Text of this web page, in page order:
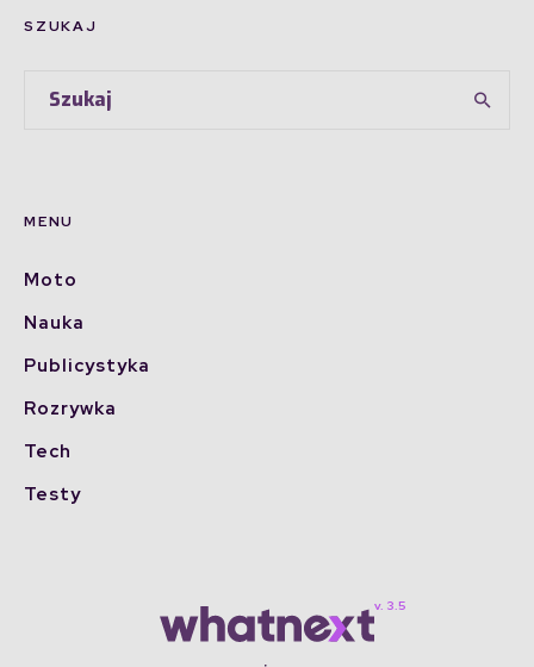
SZUKAJ
MENU
Moto
Nauka
Publicystyka
Rozrywka
Tech
Testy